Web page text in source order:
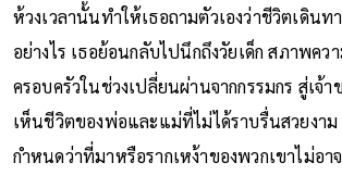
ห้วงเวลานั้นทำให้เธอถามตัวเองว่าชีวิตเดินท
อย่างไร เธอย้อนกลับไปนึกถึงวัยเด็ก สภาพคว
ครอบครัวในช่วงเปลี่ยนผ่านจากกรรมกร สู่เจ้า
เห็นชีวิตของพ่อและแม่ที่ไม่ได้ราบรื่นสวยงาม
กำหนดว่าที่มาหรือรากเหง้าของพวกเขาไม่อ